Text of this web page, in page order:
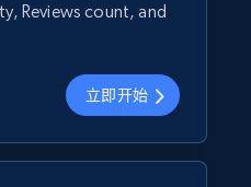
Reviews count, and
立即开始